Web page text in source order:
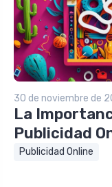
30 de noviembre de
La
Publicidad
Publicidad Online